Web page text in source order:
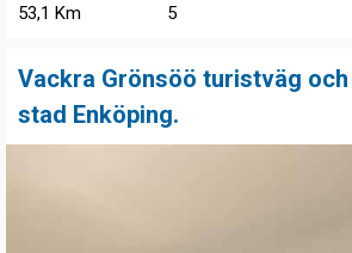
53,1 Km
5
Vackra Grönsöö turistväg
stad Enköping.